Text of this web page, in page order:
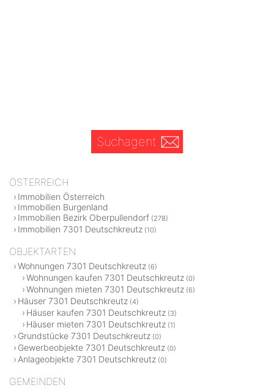
Suchagent
ÖSTERREICH
Immobilien Österreich
Immobilien Burgenland
Immobilien Bezirk Oberpullendorf (278)
Immobilien 7301 Deutschkreutz (10)
OBJEKTARTEN
Wohnungen 7301 Deutschkreutz (6)
Wohnungen kaufen 7301 Deutschkreutz (0)
Wohnungen mieten 7301 Deutschkreutz (6)
Häuser 7301 Deutschkreutz (4)
Häuser kaufen 7301 Deutschkreutz (3)
Häuser mieten 7301 Deutschkreutz (1)
Grundstücke 7301 Deutschkreutz (0)
Gewerbeobjekte 7301 Deutschkreutz (0)
Anlageobjekte 7301 Deutschkreutz (0)
GEMEINDEN